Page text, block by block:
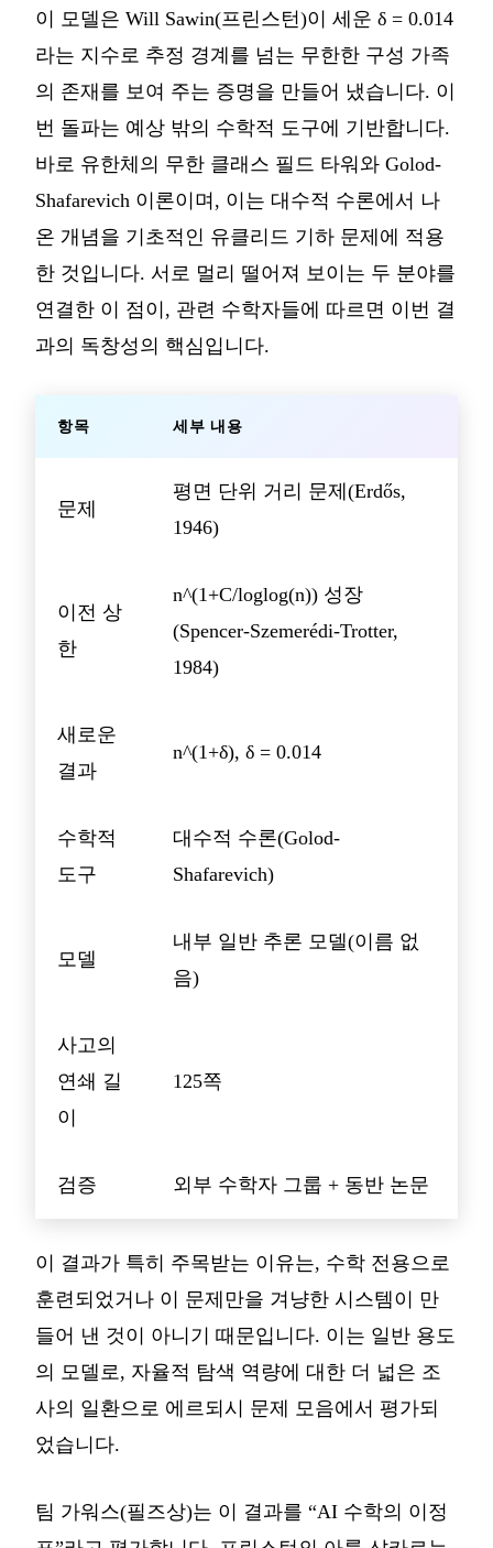
이 모델은 Will Sawin(프린스턴)이 세운 δ = 0.014
라는 지수로 추정 경계를 넘는 무한한 구성 가족
의 존재를 보여 주는 증명을 만들어 냈습니다. 이
번 돌파는 예상 밖의 수학적 도구에 기반합니다.
바로 유한체의 무한 클래스 필드 타워와 Golod-
Shafarevich 이론이며, 이는 대수적 수론에서 나
온 개념을 기초적인 유클리드 기하 문제에 적용
한 것입니다. 서로 멀리 떨어져 보이는 두 분야를
연결한 이 점이, 관련 수학자들에 따르면 이번 결
과의 독창성의 핵심입니다.
항목 세부 내용
문제
평면 단위 거리 문제(Erdős,
1946)
이전 상
한
n^(1+C/loglog(n)) 성장
(Spencer-Szemerédi-Trotter,
1984)
새로운
결과
n^(1+δ), δ = 0.014
수학적
도구
대수적 수론(Golod-
Shafarevich)
모델
내부 일반 추론 모델(이름 없
음)
사고의
연쇄 길
이
125쪽
검증 외부 수학자 그룹 + 동반 논문
이 결과가 특히 주목받는 이유는, 수학 전용으로
훈련되었거나 이 문제만을 겨냥한 시스템이 만
들어 낸 것이 아니기 때문입니다. 이는 일반 용도
의 모델로, 자율적 탐색 역량에 대한 더 넓은 조
사의 일환으로 에르되시 문제 모음에서 평가되
었습니다.
팀 가워스(필즈상)는 이 결과를 “AI 수학의 이정